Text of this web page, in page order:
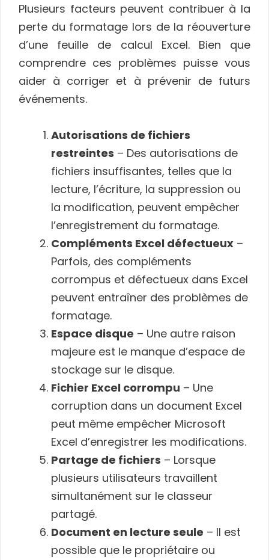
Plusieurs facteurs peuvent contribuer à la
perte du formatage lors de la réouverture
d’une feuille de calcul Excel. Bien que
comprendre ces problèmes puisse vous
aider à corriger et à prévenir de futurs
événements.
Autorisations de fichiers
restreintes – Des autorisations de
fichiers insuffisantes, telles que la
lecture, l’écriture, la suppression ou
la modification, peuvent empêcher
l’enregistrement du formatage.
Compléments Excel défectueux –
Parfois, des compléments
corrompus et défectueux dans Excel
peuvent entraîner des problèmes de
formatage.
Espace disque – Une autre raison
majeure est le manque d’espace de
stockage sur le disque.
Fichier Excel corrompu – Une
corruption dans un document Excel
peut même empêcher Microsoft
Excel d’enregistrer les modifications.
Partage de fichiers – Lorsque
plusieurs utilisateurs travaillent
simultanément sur le classeur
partagé.
Document en lecture seule – Il est
possible que le propriétaire ou